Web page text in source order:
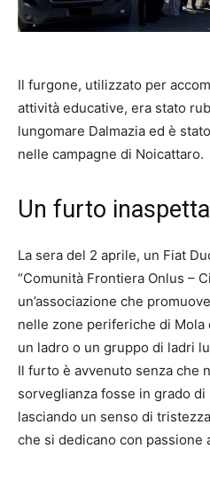
Il furgone, utilizzato per
attività educative, era stato
lungomare Dalmazia ed è
nelle campagne di Noicattaro.
Un furto
La sera del 2 aprile, un Fiat
“Comunità Frontiera Onlus –
un’associazione che
nelle zone periferiche di
un ladro o un gruppo di ladri
Il furto è avvenuto senza che
sorveglianza fosse in grado
lasciando un senso di
che si dedicano con passione